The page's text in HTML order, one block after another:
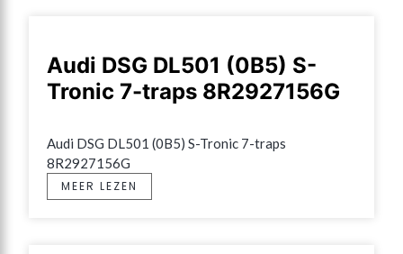
Audi DSG DL501 (0B5) S-
Tronic 7-traps 8R2927156G
Audi DSG DL501 (0B5) S-Tronic 7-traps
8R2927156G
MEER LEZEN